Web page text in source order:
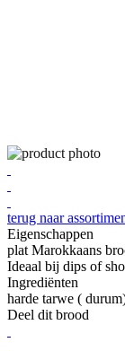
terug naar
Eigenschappen
plat Marokkaans
Ideaal bij dips of
Ingrediënten
harde tarwe (
Deel dit brood